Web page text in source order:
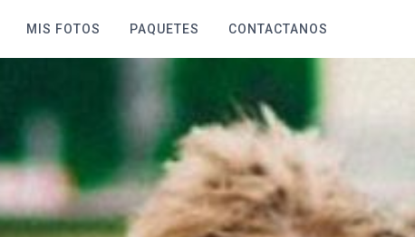
MIS FOTOS PAQUETES CONTACTANOS